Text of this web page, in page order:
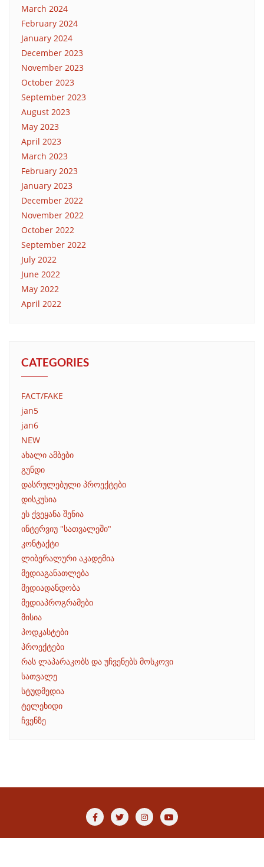
March 2024
February 2024
January 2024
December 2023
November 2023
October 2023
September 2023
August 2023
May 2023
April 2023
March 2023
February 2023
January 2023
December 2022
November 2022
October 2022
September 2022
July 2022
June 2022
May 2022
April 2022
CATEGORIES
FACT/FAKE
jan5
jan6
NEW
ახალი ამბები
გუნდი
დასრულებული პროექტები
დისკუსია
ეს ქვეყანა შენია
ინტერვიუ "სათვალეში"
კონტაქტი
ლიბერალური აკადემია
მედიაგანათლება
მედიადანდობა
მედიაპროგრამები
მისია
პოდკასტები
პროექტები
რას ლაპარაკობს და უჩვენებს მოსკოვი
სათვალე
სტუდმედია
ტელეხიდი
ჩვენზე